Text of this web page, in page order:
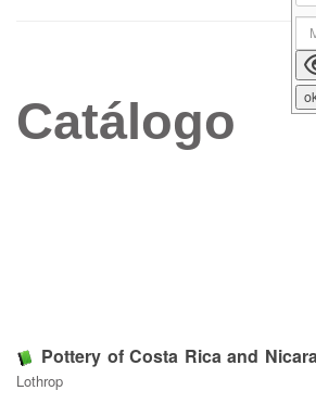
Catálogo
Pottery of Costa Rica and
Lothrop